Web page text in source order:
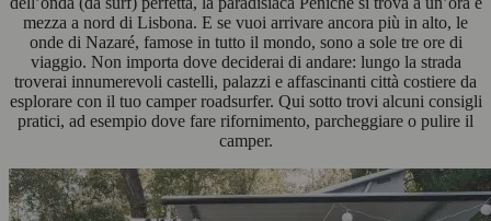
mezza a nord di Lisbona. E se vuoi arrivare ancora più in alto, le
onde di Nazaré, famose in tutto il mondo, sono a sole tre ore di
viaggio. Non importa dove deciderai di andare: lungo la strada
troverai innumerevoli castelli, palazzi e affascinanti città costiere da
esplorare con il tuo camper roadsurfer. Qui sotto trovi alcuni consigli
pratici, ad esempio dove fare rifornimento, parcheggiare o pulire il
camper.